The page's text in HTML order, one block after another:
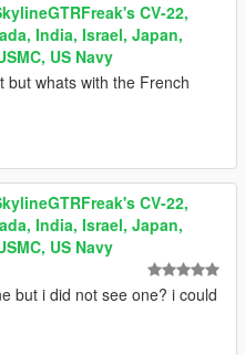
CV-22,
India, Israel, Japan,
US Navy
but whats with the French
CV-22,
India, Israel, Japan,
US Navy
but i did not see one? i could